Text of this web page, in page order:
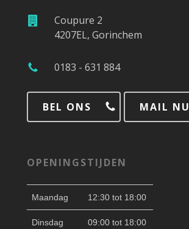
Coupure 2
4207EL, Gorinchem
0183 - 631 884
BEL ONS MAIL NU
OPENINGSTIJDEN
Maandag 12:30 tot 18:00
Dinsdag 09:00 tot 18:00